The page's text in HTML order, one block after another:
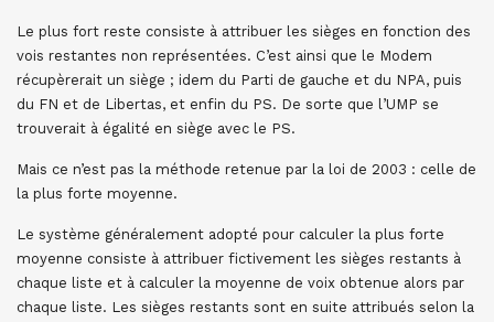
Le plus fort reste consiste à attribuer les sièges en fonction des
vois restantes non représentées. C’est ainsi que le Modem
récupèrerait un siège ; idem du Parti de gauche et du NPA, puis
du FN et de Libertas, et enfin du PS. De sorte que l’UMP se
trouverait à égalité en siège avec le PS.
Mais ce n’est pas la méthode retenue par la loi de 2003 : celle de
la plus forte moyenne.
Le système généralement adopté pour calculer la plus forte
moyenne consiste à attribuer fictivement les sièges restants à
chaque liste et à calculer la moyenne de voix obtenue alors par
chaque liste. Les sièges restants sont en suite attribués selon la